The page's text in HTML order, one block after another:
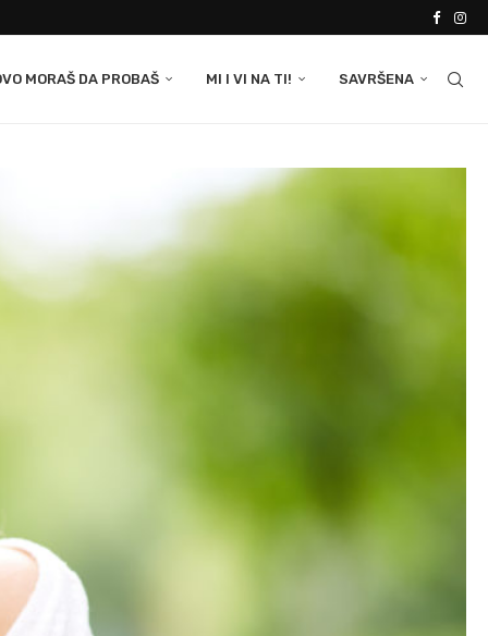
MORAŠ DA PROBAŠ MI I VI NA TI! SAVRŠENA